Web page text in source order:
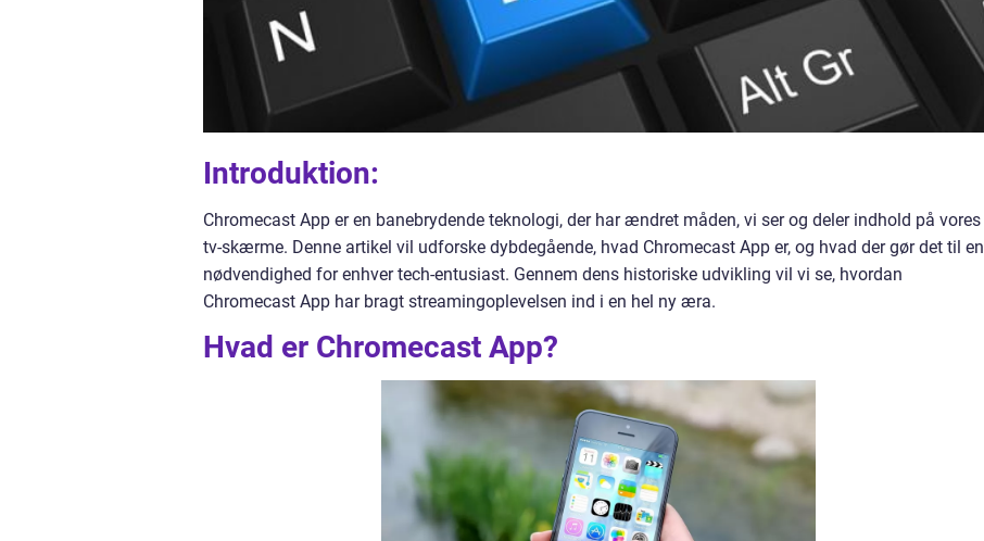
Introduktion:
Chromecast App er en banebrydende teknologi, der har ændret måden, vi ser og deler indhold på vores
tv-skærme. Denne artikel vil udforske dybdegående, hvad Chromecast App er, og hvad der gør det til en
nødvendighed for enhver tech-entusiast. Gennem dens historiske udvikling vil vi se, hvordan
Chromecast App har bragt streamingoplevelsen ind i en hel ny æra.
Hvad er Chromecast App?